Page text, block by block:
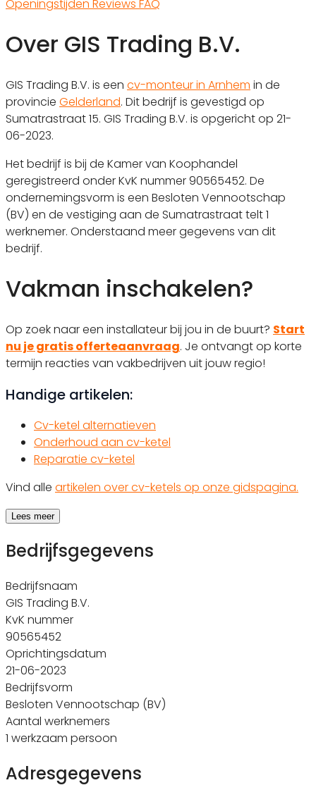
Openingstijden Reviews FAQ
Over GIS Trading B.V.
GIS Trading B.V. is een cv-monteur in Arnhem in de
provincie Gelderland. Dit bedrijf is gevestigd op
Sumatrastraat 15. GIS Trading B.V. is opgericht op 21-
06-2023.
Het bedrijf is bij de Kamer van Koophandel
geregistreerd onder KvK nummer 90565452. De
ondernemingsvorm is een Besloten Vennootschap
(BV) en de vestiging aan de Sumatrastraat telt 1
werknemer. Onderstaand meer gegevens van dit
bedrijf.
Vakman inschakelen?
Op zoek naar een installateur bij jou in de buurt? Start
nu je gratis offerteaanvraag. Je ontvangt op korte
termijn reacties van vakbedrijven uit jouw regio!
Handige artikelen:
Cv-ketel alternatieven
Onderhoud aan cv-ketel
Reparatie cv-ketel
Vind alle artikelen over cv-ketels op onze gidspagina.
Lees meer
Bedrijfsgegevens
Bedrijfsnaam
GIS Trading B.V.
KvK nummer
90565452
Oprichtingsdatum
21-06-2023
Bedrijfsvorm
Besloten Vennootschap (BV)
Aantal werknemers
1 werkzaam persoon
Adresgegevens